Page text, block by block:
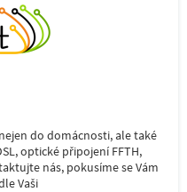
do domácnosti, ale také
optické připojení FFTH,
nás, pokusíme se Vám
Vaši